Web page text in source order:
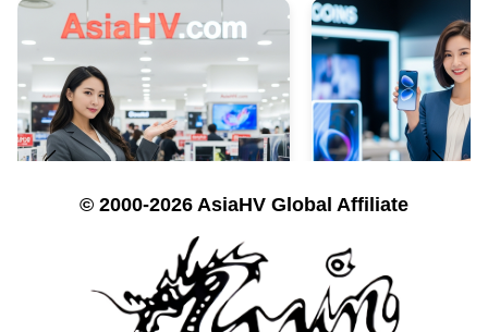
© 2000-2026 AsiaHV Global Affiliate